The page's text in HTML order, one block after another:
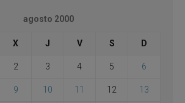
agosto 2000
X J V S D
2 3 4 5 6
9 10 11 12 13